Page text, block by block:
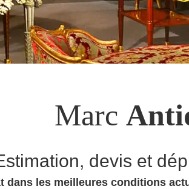
Marc
devis et
dans les meilleures conditions